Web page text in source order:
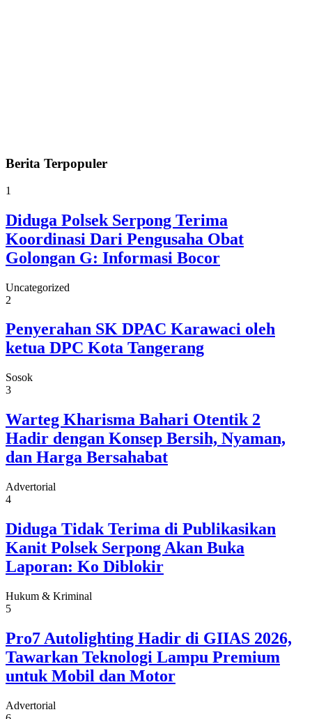
Berita Terpopuler
1
Diduga Polsek Serpong Terima
Koordinasi Dari Pengusaha Obat
Golongan G: Informasi Bocor
Uncategorized
2
Penyerahan SK DPAC Karawaci oleh
ketua DPC Kota Tangerang
Sosok
3
Warteg Kharisma Bahari Otentik 2
Hadir dengan Konsep Bersih, Nyaman,
dan Harga Bersahabat
Advertorial
4
Diduga Tidak Terima di Publikasikan
Kanit Polsek Serpong Akan Buka
Laporan: Ko Diblokir
Hukum & Kriminal
5
Pro7 Autolighting Hadir di GIIAS 2026,
Tawarkan Teknologi Lampu Premium
untuk Mobil dan Motor
Advertorial